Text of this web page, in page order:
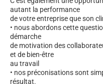
autant la performance
de votre entreprise que son
• nous abordons cette
démarche
de motivation des
et de bien-être
au travail
• nos préconisations sont
résultat.